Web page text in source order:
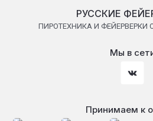
РУССКИЕ
ПИРОТЕХНИКА И ФЕЙЕРВЕРКИ
Мы в
Принимаем к